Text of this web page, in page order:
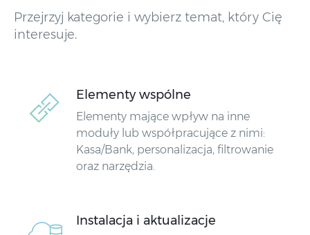
Przejrzyj kategorie i wybierz temat, który Cię
interesuje.
Elementy wspólne
Elementy mające wpływ na inne
moduły lub współpracujące z nimi:
Kasa/Bank, personalizacja, filtrowanie
oraz narzędzia.
Instalacja i aktualizacje